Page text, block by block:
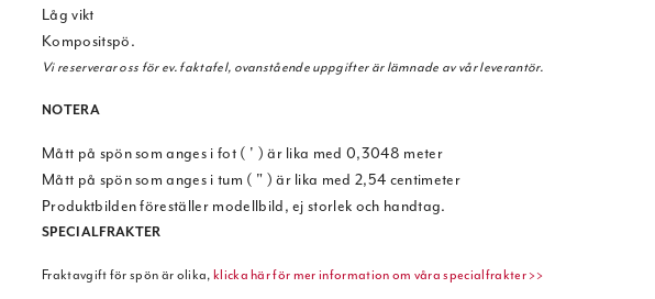
Låg vikt
Kompositspö.
Vi reserverar oss för ev. faktafel, ovanstående uppgifter är lämnade av vår leverantör.
NOTERA
Mått på spön som anges i fot ( ' ) är lika med 0,3048 meter
Mått på spön som anges i tum ( " ) är lika med 2,54 centimeter
Produktbilden föreställer modellbild, ej storlek och handtag.
SPECIALFRAKTER
Fraktavgift för spön är olika,klicka här för mer information om våra specialfrakter >>